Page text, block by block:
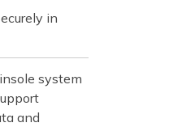
in
system
and